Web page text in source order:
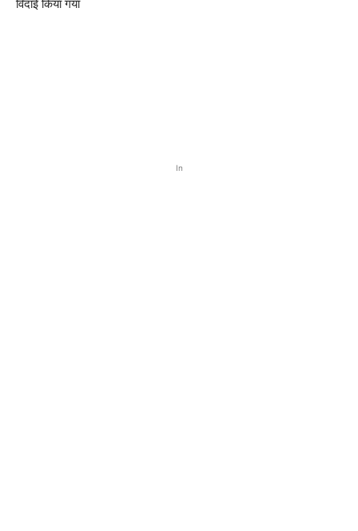
विदाई कियागया
In